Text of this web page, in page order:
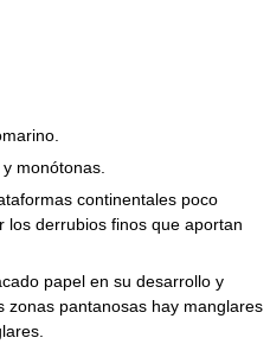
monótonas.
continentales poco
los derrubios finos que aportan
papel en su desarrollo y
zonas pantanosas hay manglares